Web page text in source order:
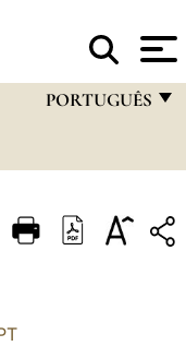
PORTUGUÊS
ITALIANO